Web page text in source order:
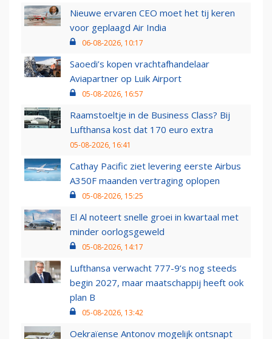
Nieuwe ervaren CEO moet het tij keren
voor geplaagd Air India
06-08-2026, 10:17
Saoedi’s kopen vrachtafhandelaar
Aviapartner op Luik Airport
05-08-2026, 16:57
Raamstoeltje in de Business Class? Bij
Lufthansa kost dat 170 euro extra
05-08-2026, 16:41
Cathay Pacific ziet levering eerste Airbus
A350F maanden vertraging oplopen
05-08-2026, 15:25
El Al noteert snelle groei in kwartaal met
minder oorlogsgeweld
05-08-2026, 14:17
Lufthansa verwacht 777-9’s nog steeds
begin 2027, maar maatschappij heeft ook
plan B
05-08-2026, 13:42
Oekraïense Antonov mogelijk ontsnapt